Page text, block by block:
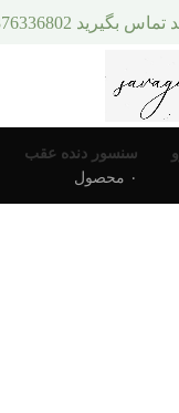
سنسور دنده عقب
۰ محصول
09376336802